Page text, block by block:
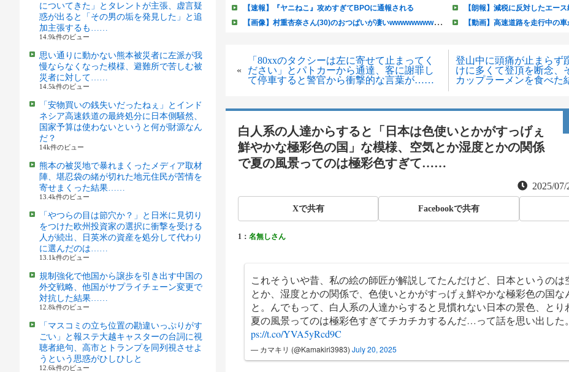
についてきた」とタレントが主張、虚言疑
惑が出ると「その男の垢を発見した」と追
加主張するも……
14.9k件のビュー
思い通りに動かない熊本被災者に左派が我
慢ならなくなった模様、避難所で苦しむ被
災者に対して……
14.5k件のビュー
「安物買いの銭失いだったねぇ」とインド
ネシア高速鉄道の最終処分に日本側騒然、
国家予算は使わないというと何が財源なん
だ？
14k件のビュー
熊本の被災地で暴れまくったメディア取材
陣、堪忍袋の緒が切れた地元住民が苦情を
寄せまくった結果……
13.4k件のビュー
「やつらの目は節穴か？」と日米に見切り
をつけた欧州投資家の選択に衝撃を受ける
人が続出、日英米の資産を処分して代わり
に選んだのは……
13.1k件のビュー
規制強化で他国から譲歩を引き出す中国の
外交戦略、他国がサプライチェーン変更で
対抗した結果……
12.8k件のビュー
「マスコミの立ち位置の勘違いっぷりがす
ごい」と報ステ大越キャスターの台詞に視
聴者絶句、高市とトランプを同列視させよ
うという思惑がひしひしと
12.6k件のビュー
«
「80xxのタクシーは左に寄せて止まってく
ださい」とパトカーから通達、客に謝罪し
て停車すると警官から衝撃的な言葉が……
登山中に頭痛が止まらず
けに多くて登頂を断念、
カップラーメンを食べ
白人系の人達からすると「日本は色使いとかがすっげぇ
鮮やかな極彩色の国」な模様、空気とか湿度とかの関係
で夏の風景ってのは極彩色すぎて……
2025/
Xで共有 Facebookで共有
1： 名無しさん
これそういや昔、私の絵の師匠が解説してたんだけど、日本というのは
とか、湿度とかの関係で、色使いとかがすっげぇ鮮やかな極彩色の国な
と。んでもって、白人系の人達からすると見慣れない日本の景色、とり
夏の風景ってのは極彩色すぎてチカチカするんだ…って話を思い出した
ps://t.co/YVA5yRcd9C
— カマキリ (@Kamakiri3983) July 20, 2025